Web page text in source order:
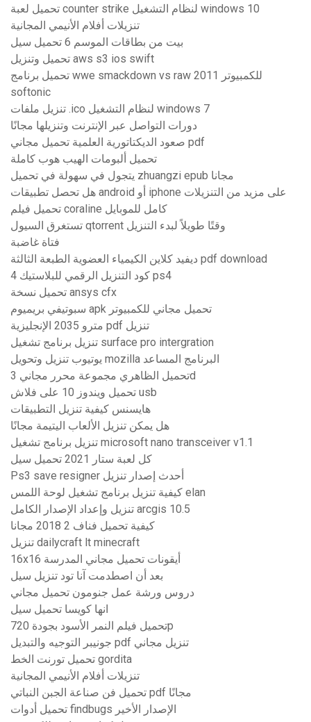
تحميل لعبة counter strike لنظام التشغيل windows 10
تنزيلات أفلام الأنيمي المجانية
بيت من بطاقات الموسم 6 تحميل سيل
تحميل وتنزيل aws s3 ios swift
تحميل برنامج wwe smackdown vs raw 2011 للكمبيوتر
softonic
تنزيل ملفات .ico لنظام التشغيل windows 7
دورات التواصل عبر الإنترنت وتنزيلها مجانًا
صعود الديكتاتورية العلمية تحميل مجاني pdf
تحميل ألبومات الهيب هوب كاملة
يتجول في سهولة في تحميل zhuangzi epub مجانا
هل تحصل تطبيقات android أو iphone على مزيد من التنزيلات
تحميل فيلم coraline كامل للموبايل
تستغرق السيول qtorrent وقتًا طويلاً لبدء التنزيل
فتاة غاضبة
ديفيد كلاين الكيمياء العضوية الطبعة الثالثة pdf download
كود التنزيل الرقمي للبلاستيك 4 ps4
تحميل نسخة ansys cfx
سبوتيفي بريميوم apk تحميل مجاني للكمبيوتر
مترو 2035 الإنجليزية pdf تنزيل
تنزيل برنامج تشغيل surface pro intergration
يوتيوب تنزيل وتحويل mozilla البرنامج المساعد
تحميل الظاهري مجموعة محرر مجاني 3d
تحميل ويندوز 10 على فلاش usb
هايسنس كيفية تنزيل التطبيقات
هل يمكن تنزيل الألعاب اليتيمة مجانًا
تنزيل برنامج تشغيل microsoft nano transceiver v1.1
كل لعبة ستار 2021 تحميل سيل
Ps3 save resigner أحدث إصدار تنزيل
كيفية تنزيل برنامج تشغيل لوحة اللمس elan
تنزيل وإعداد الإصدار الكامل arcgis 10.5
كيفية تحميل فناف 2 2018 مجانا
تنزيل dailycraft lt minecraft
16x16 أيقونات تحميل مجاني المدرسة
بعد أن اصطدمت آنا تود تنزيل سيل
دروس ورشة عمل جنومون تحميل مجاني
انها كويسا تحميل سيل
تحميل فيلم النمر الأسود بجودة 720p
جونيبر التوجيه والتبديل pdf تنزيل مجاني
تحميل تورنت الخط gordita
تنزيلات أفلام الأنيمي المجانية
تحميل فن صناعة الجبن النباتي pdf مجانًا
تحميل أدوات findbugs الإصدار الأخير